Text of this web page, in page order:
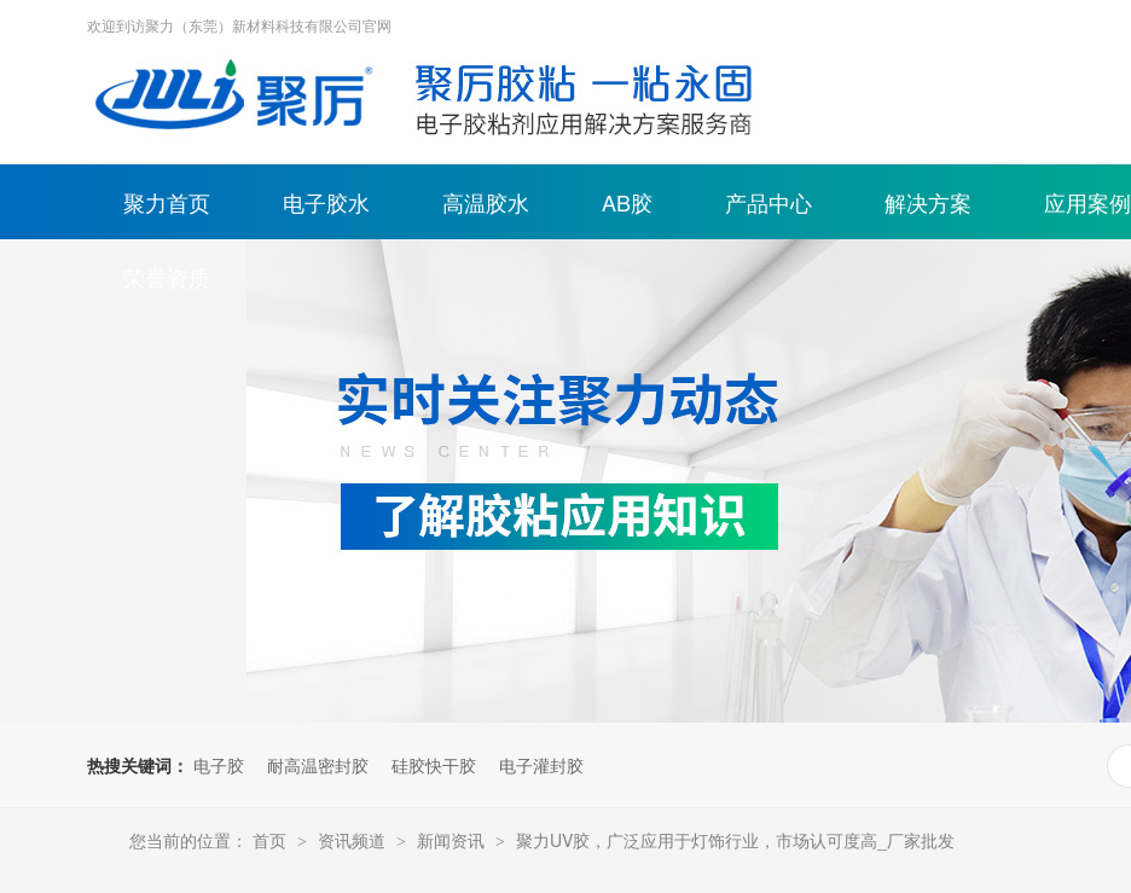
欢迎到访聚力（东莞）新材料科技有限公司官网
聚力首页 电子胶水 高温胶水 AB胶 产品中心 解决方案 应用案例
热搜关键词： 电子胶 耐高温密封胶 硅胶快干胶 电子灌封胶
您当前的位置： 首页 > 资讯频道 > 新闻资讯 > 聚力UV胶，广泛应用于灯饰行业，市场认可度高_厂家批发